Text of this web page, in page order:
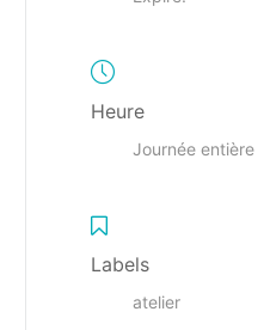
Heure
Journée entière
Labels
atelier